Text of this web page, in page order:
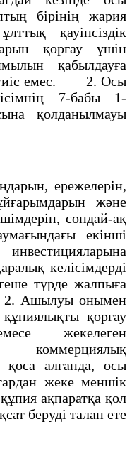
бірінің жария
қауіпсіздік
қорғау үшін
қабылдауға
тиіс емес. 2. Осы
7-бабы 1-
қолданылмауы
ережелерін,
және
сондай-ақ
екінші
келісімдерді
түрде жалпыға
Ашылуы онымен
қорғау
жекелеген
коммерциялық
қоса алғанда, осы
жеке меншік
ақпаратқа қол
беруді талап ете